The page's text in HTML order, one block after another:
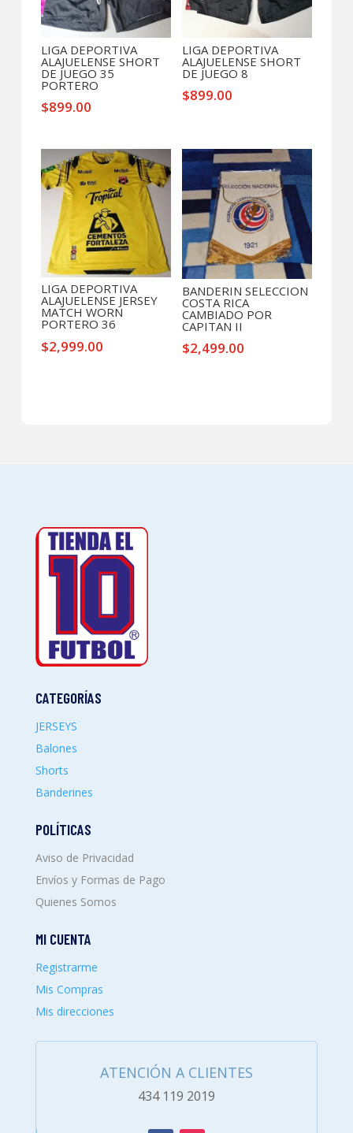
LIGA DEPORTIVA
ALAJUELENSE SHORT
DE JUEGO 35
PORTERO
$899.00
LIGA DEPORTIVA
ALAJUELENSE SHORT
DE JUEGO 8
$899.00
LIGA DEPORTIVA
ALAJUELENSE JERSEY
MATCH WORN
PORTERO 36
$2,999.00
BANDERIN SELECCION
COSTA RICA
CAMBIADO POR
CAPITAN II
$2,499.00
CATEGORÍAS
JERSEYS
Balones
Shorts
Banderines
POLÍTICAS
Aviso de Privacidad
Envíos y Formas de Pago
Quienes Somos
MI CUENTA
Registrarme
Mis Compras
Mis direcciones
ATENCIÓN A CLIENTES
434 119 2019